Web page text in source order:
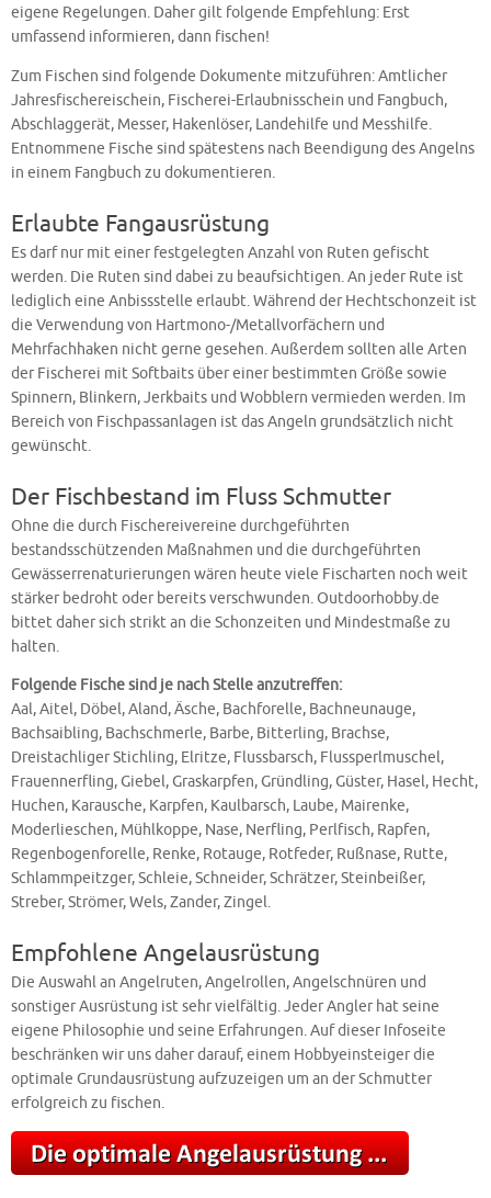
eigene Regelungen. Daher gilt folgende Empfehlung: Erst
umfassend informieren, dann fischen!
Zum Fischen sind folgende Dokumente mitzuführen: Amtlicher
Jahresfischereischein, Fischerei-Erlaubnisschein und Fangbuch,
Abschlaggerät, Messer, Hakenlöser, Landehilfe und Messhilfe.
Entnommene Fische sind spätestens nach Beendigung des Angelns
in einem Fangbuch zu dokumentieren.
Erlaubte Fangausrüstung
Es darf nur mit einer festgelegten Anzahl von Ruten gefischt
werden. Die Ruten sind dabei zu beaufsichtigen. An jeder Rute ist
lediglich eine Anbissstelle erlaubt. Während der Hechtschonzeit ist
die Verwendung von Hartmono-/Metallvorfächern und
Mehrfachhaken nicht gerne gesehen. Außerdem sollten alle Arten
der Fischerei mit Softbaits über einer bestimmten Größe sowie
Spinnern, Blinkern, Jerkbaits und Wobblern vermieden werden. Im
Bereich von Fischpassanlagen ist das Angeln grundsätzlich nicht
gewünscht.
Der Fischbestand im Fluss Schmutter
Ohne die durch Fischereivereine durchgeführten
bestandsschützenden Maßnahmen und die durchgeführten
Gewässerrenaturierungen wären heute viele Fischarten noch weit
stärker bedroht oder bereits verschwunden. Outdoorhobby.de
bittet daher sich strikt an die Schonzeiten und Mindestmaße zu
halten.
Folgende Fische sind je nach Stelle anzutreffen:
Aal, Aitel, Döbel, Aland, Äsche, Bachforelle, Bachneunauge,
Bachsaibling, Bachschmerle, Barbe, Bitterling, Brachse,
Dreistachliger Stichling, Elritze, Flussbarsch, Flussperlmuschel,
Frauennerfling, Giebel, Graskarpfen, Gründling, Güster, Hasel, Hecht,
Huchen, Karausche, Karpfen, Kaulbarsch, Laube, Mairenke,
Moderlieschen, Mühlkoppe, Nase, Nerfling, Perlfisch, Rapfen,
Regenbogenforelle, Renke, Rotauge, Rotfeder, Rußnase, Rutte,
Schlammpeitzger, Schleie, Schneider, Schrätzer, Steinbeißer,
Streber, Strömer, Wels, Zander, Zingel.
Empfohlene Angelausrüstung
Die Auswahl an Angelruten, Angelrollen, Angelschnüren und
sonstiger Ausrüstung ist sehr vielfältig. Jeder Angler hat seine
eigene Philosophie und seine Erfahrungen. Auf dieser Infoseite
beschränken wir uns daher darauf, einem Hobbyeinsteiger die
optimale Grundausrüstung aufzuzeigen um an der Schmutter
erfolgreich zu fischen.